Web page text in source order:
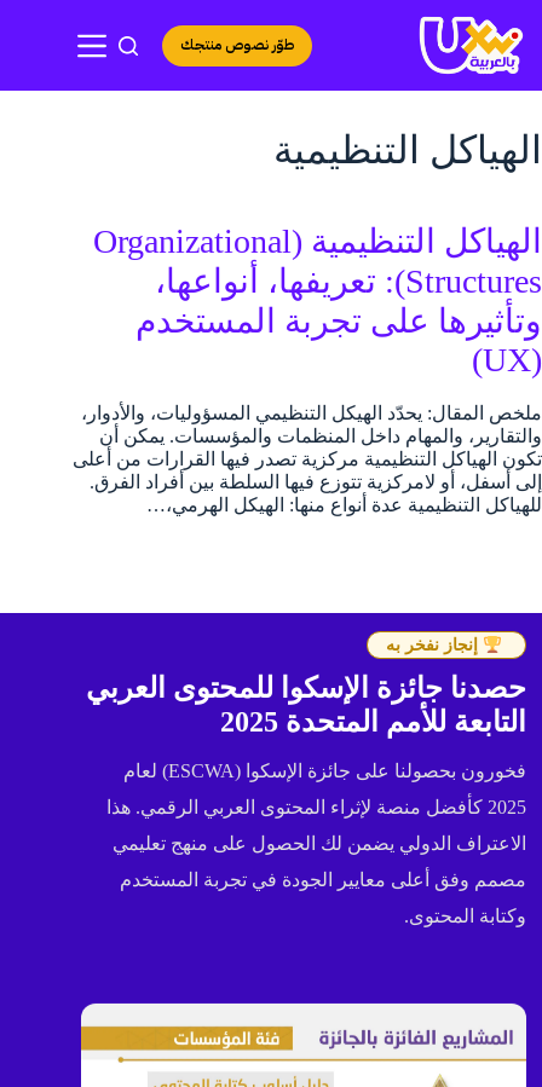
إلى
المحتوى
طوّر نصوص منتجك
الهياكل التنظيمية
الهياكل التنظيمية (Organizational
Structures): تعريفها، أنواعها،
وتأثيرها على تجربة المستخدم
(UX)
ملخص المقال: يحدّد الهيكل التنظيمي المسؤوليات، والأدوار،
والتقارير، والمهام داخل المنظمات والمؤسسات. يمكن أن
تكون الهياكل التنظيمية مركزية تصدر فيها القرارات من أعلى
إلى أسفل، أو لامركزية تتوزع فيها السلطة بين أفراد الفرق.
للهياكل التنظيمية عدة أنواع منها: الهيكل الهرمي،…
إنجاز نفخر به
حصدنا جائزة الإسكوا للمحتوى العربي
التابعة للأمم المتحدة 2025
فخورون بحصولنا على جائزة الإسكوا (ESCWA) لعام
2025 كأفضل منصة لإثراء المحتوى العربي الرقمي. هذا
الاعتراف الدولي يضمن لك الحصول على منهج تعليمي
مصمم وفق أعلى معايير الجودة في تجربة المستخدم
وكتابة المحتوى.